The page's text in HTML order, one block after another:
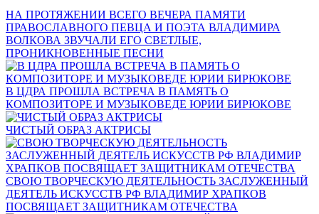
НА ПРОТЯЖЕНИИ ВСЕГО ВЕЧЕРА ПАМЯТИ
ПРАВОСЛАВНОГО ПЕВЦА И ПОЭТА ВЛАДИМИРА
ВОЛКОВА ЗВУЧАЛИ ЕГО СВЕТЛЫЕ,
ПРОНИКНОВЕННЫЕ ПЕСНИ
В ЦДРА ПРОШЛА ВСТРЕЧА В ПАМЯТЬ О
КОМПОЗИТОРЕ И МУЗЫКОВЕДЕ ЮРИИ БИРЮКОВЕ
ЧИСТЫЙ ОБРАЗ АКТРИСЫ
СВОЮ ТВОРЧЕСКУЮ ДЕЯТЕЛЬНОСТЬ ЗАСЛУЖЕННЫЙ
ДЕЯТЕЛЬ ИСКУССТВ РФ ВЛАДИМИР ХРАПКОВ
ПОСВЯЩАЕТ ЗАЩИТНИКАМ ОТЕЧЕСТВА